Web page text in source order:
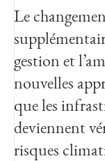
Le
gestion et
nouvelles
que les
deviennent
risques